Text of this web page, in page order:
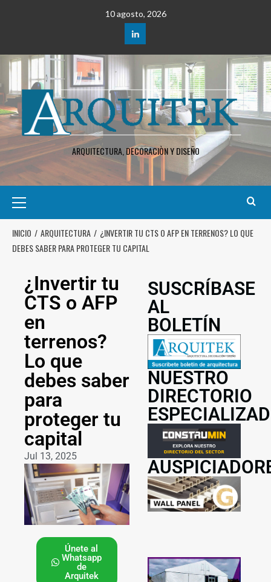
10 agosto, 2026
ARQUITECTURA, DECORACIÒN Y DISEÑO
INICIO ARQUITECTURA
¿INVERTIR TU CTS O AFP EN TERRENOS? LO QUE
DEBES SABER PARA PROTEGER TU CAPITAL
¿Invertir tu
CTS o AFP
en
terrenos?
Lo que
debes saber
para
proteger tu
capital
Jul 13, 2025
Únete al
Whatsapp
de
Arquitek
SUSCRÍBASE
AL
BOLETÍN
NUESTRO
DIRECTORIO